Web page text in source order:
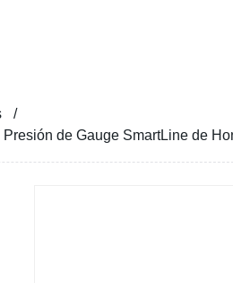
de Gauge SmartLine de